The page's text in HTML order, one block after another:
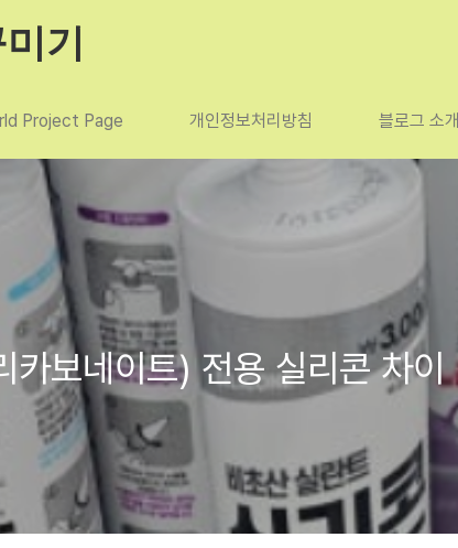
기
Project Page 개인정보처리방침 블로그 소개
카보네이트) 전용 실리콘 차이